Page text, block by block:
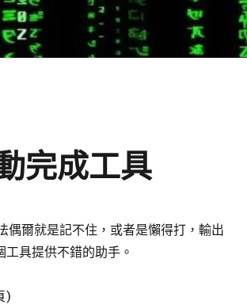
完成工具
爾就是記不住，或者是懶得打，輸出
具提供不錯的助手。
)